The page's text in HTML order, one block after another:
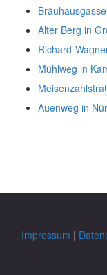
Alter Berg in
Richard-
Mühlweg in
Auenweg in
Impressum |